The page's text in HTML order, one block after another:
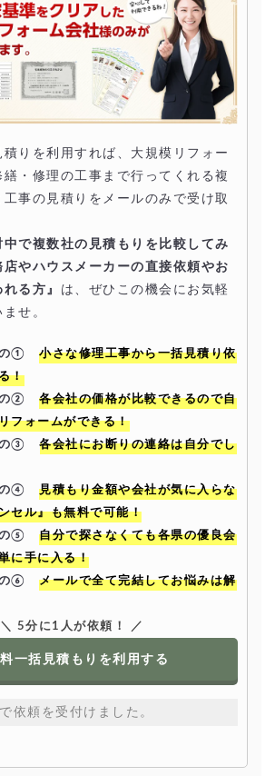
りを利用すれば、大規模リフォー
・修理の工事まで行ってくれる複
事の見積りをメールのみで受け取
中で複数社の見積もりを比較してみ
店やハウスメーカーの直接依頼やお
る方』
は、ぜひこの機会にお気軽
せ。
の①
小さな修理工事から一括見積り依
！
の②
各会社の価格が比較できるので自
フォームができる！
の③
各会社にお断りの連絡は自分でし
の④
見積もり金額や会社が気に入らな
セル』も無料で可能！
の⑤
自分で探さなくても各県の優良会
に手に入る！
の⑥
メールで全て完結してお悩みは解
＼ 5分に1人が依頼！ ／
一括見積もりを利用する
で依頼を受付けました。